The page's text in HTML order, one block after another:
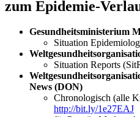
zum Epidemie-
Gesundheitsministerium
Situation
Situation Reports
News (DON)
Chronologisch (alle
http://bit.ly/1e27EAJ